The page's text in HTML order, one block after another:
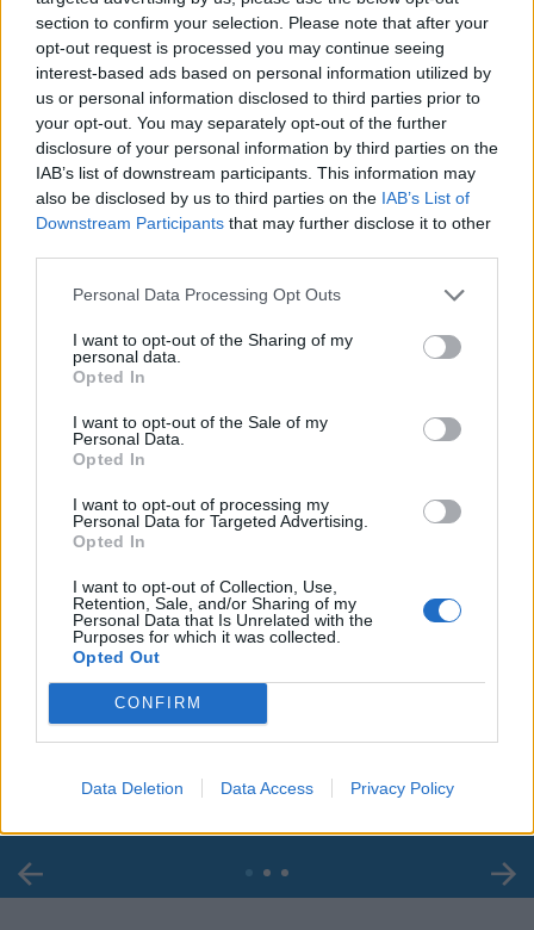
section to confirm your selection. Please note that after your
opt-out request is processed you may continue seeing
interest-based ads based on personal information utilized by
us or personal information disclosed to third parties prior to
your opt-out. You may separately opt-out of the further
disclosure of your personal information by third parties on the
IAB’s list of downstream participants. This information may
also be disclosed by us to third parties on the IAB’s List of
Downstream Participants that may further disclose it to other
Personal Data Processing Opt Outs
I want to opt-out of the Sharing of my
personal data.
Opted In
I want to opt-out of the Sale of my
Personal Data.
Opted In
I want to opt-out of processing my
Personal Data for Targeted Advertising.
Opted In
I want to opt-out of Collection, Use,
Retention, Sale, and/or Sharing of my
Personal Data that Is Unrelated with the
Purposes for which it was collected.
Opted Out
CONFIRM
Data Deletion Data Access Privacy Policy
00:00 01:16
Leonardo Maria Del Vecchio dall'ex compagna